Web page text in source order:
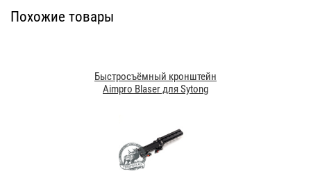
Похожие товары
Быстросъёмный кронштейн
Aimpro Blaser для Sytong